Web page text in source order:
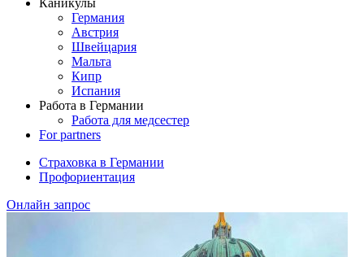
Германия
Австрия
Швейцария
Мальта
Кипр
Испания
Работа в Германии
Работа для медсестер
For partners
Страховка в Германии
Профориентация
Онлайн запрос